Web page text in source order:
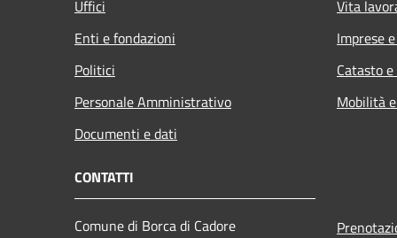
Uffici
Enti e fondazioni
Politici
Personale Amministrativo
Documenti e dati
Vita
Imprese
Catasto
Mobilità
CONTATTI
Comune di Borca di Cadore